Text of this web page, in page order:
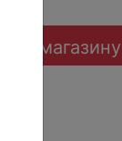
до магазину